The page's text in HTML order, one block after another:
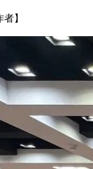
】